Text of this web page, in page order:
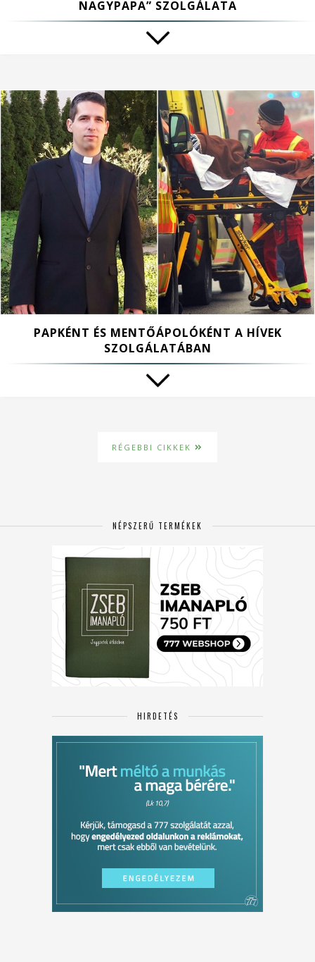
NAGYPAPA” SZOLGÁLATA
PAPKÉNT ÉS MENTŐÁPOLÓKÉNT A HÍVEK
SZOLGÁLATÁBAN
RÉGEBBI CIKKEK
NÉPSZERŰ TERMÉKEK
HIRDETÉS